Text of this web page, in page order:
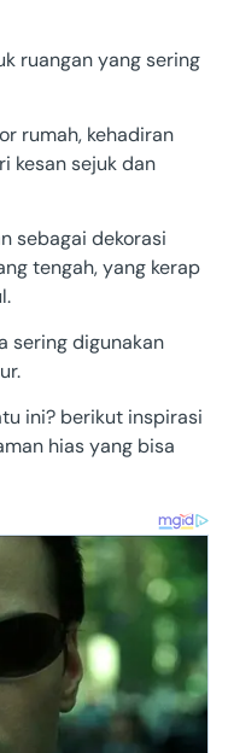
ruangan yang sering
rumah, kehadiran
kesan sejuk dan
sebagai dekorasi
tengah, yang kerap
sering digunakan
ini? berikut inspirasi
hias yang bisa